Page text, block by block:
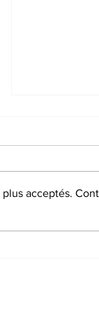
Moselle I
acceptés.